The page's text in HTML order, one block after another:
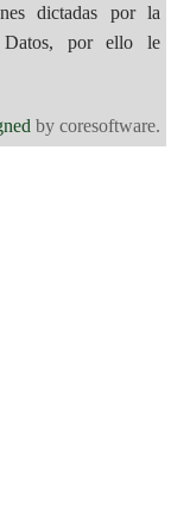
dictadas por la
Datos, por ello le
by coresoftware.